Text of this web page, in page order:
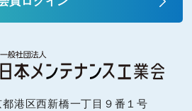
港区西新橋一丁目９番１号